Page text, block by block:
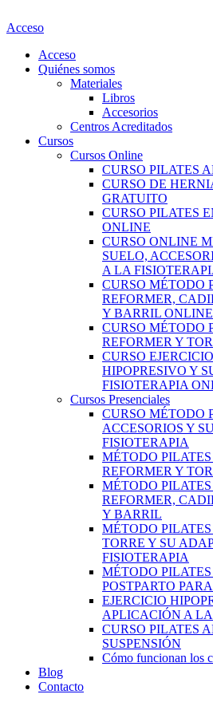
al
Acceso
Acceso
Quiénes somos
Materiales
Libros
Accesorios
Centros Acreditados
Cursos
Cursos Online
CURSO PILATES
CURSO DE
GRATUITO
CURSO PILATES
ONLINE
CURSO ONLINE
SUELO,
A LA
CURSO MÉTODO
REFORMER,
Y BARRIL ONLINE
CURSO MÉTODO
REFORMER Y
CURSO
HIPOPRESIVO Y
FISIOTERAPIA
Cursos Presenciales
CURSO MÉTODO
ACCESORIOS Y
FISIOTERAPIA
MÉTODO
REFORMER Y
MÉTODO
REFORMER,
Y BARRIL
MÉTODO
TORRE Y SU
FISIOTERAPIA
MÉTODO
POSTPARTO
EJERCICIO
APLICACIÓN A
CURSO PILATES
SUSPENSIÓN
Cómo funcionan los
Blog
Contacto